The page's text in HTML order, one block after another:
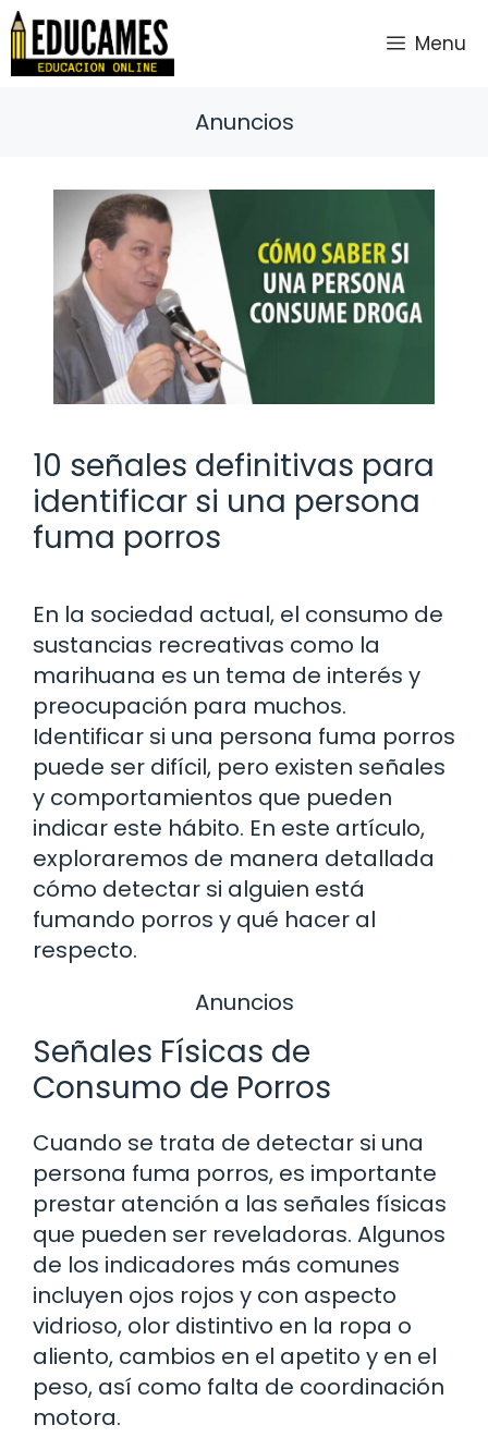
Saltar
contenido
Menu
Anuncios
10 señales definitivas para
identificar si una persona
fuma porros
En la sociedad actual, el consumo de
sustancias recreativas como la
marihuana es un tema de interés y
preocupación para muchos.
Identificar si una persona fuma porros
puede ser difícil, pero existen señales
y comportamientos que pueden
indicar este hábito. En este artículo,
exploraremos de manera detallada
cómo detectar si alguien está
fumando porros y qué hacer al
respecto.
Anuncios
Señales Físicas de
Consumo de Porros
Cuando se trata de detectar si una
persona fuma porros, es importante
prestar atención a las señales físicas
que pueden ser reveladoras. Algunos
de los indicadores más comunes
incluyen ojos rojos y con aspecto
vidrioso, olor distintivo en la ropa o
aliento, cambios en el apetito y en el
peso, así como falta de coordinación
motora.